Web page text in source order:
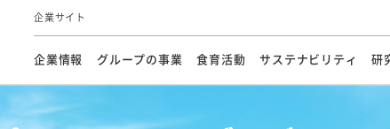
企業サイト
企業情報
トップメッセージ
グループの事業
市販用
食育活動
食育活動方針
サステナビリティ
トップメッセージ
研
本部長メッセージ
個人投資家の皆さまへ